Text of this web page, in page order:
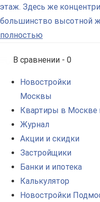
этаж. Здесь же
большинство высотной
полностью
В сравнении - 0
Новостройки
Москвы
Квартиры в Москве
Журнал
Акции и скидки
Застройщики
Банки и ипотека
Калькулятор
Новостройки